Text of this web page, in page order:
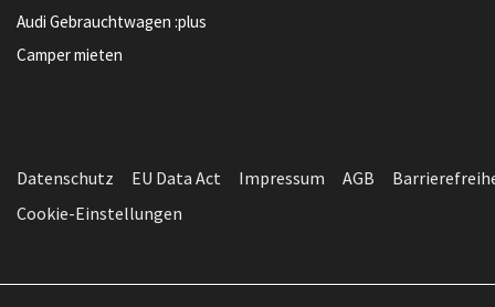
Audi Gebrauchtwagen :plus
Camper mieten
Datenschutz EU Data Act Impressum AGB
Cookie-Einstellungen